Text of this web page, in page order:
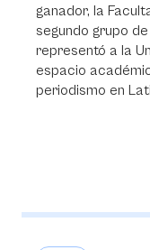
ganador, la
segundo grupo
representó a la
espacio
periodismo en